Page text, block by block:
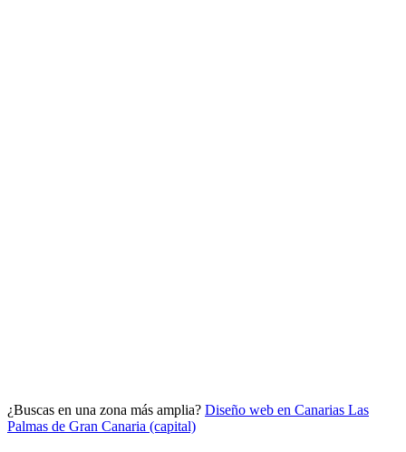
Quiero mi panel
¿Buscas en una zona más amplia? Diseño web en Canarias Las
Palmas de Gran Canaria (capital)